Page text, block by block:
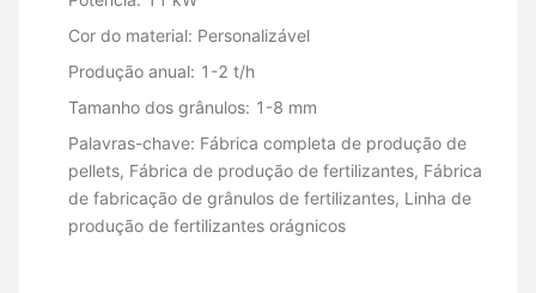
Cor do material: Personalizável
Produção anual: 1-2 t/h
Tamanho dos grânulos: 1-8 mm
Palavras-chave: Fábrica completa de produção de
pellets, Fábrica de produção de fertilizantes, Fábrica
de fabricação de grânulos de fertilizantes, Linha de
produção de fertilizantes orágnicos